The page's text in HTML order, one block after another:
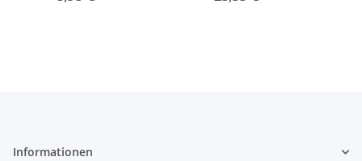
Informationen